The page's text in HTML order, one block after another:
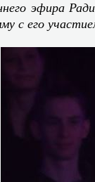
эфира
с его